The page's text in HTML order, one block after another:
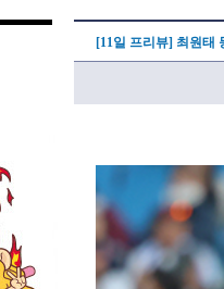
[11일 프리뷰] 최원태